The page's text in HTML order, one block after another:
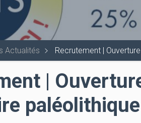
Actualités Recrutement |
|
paléolithique